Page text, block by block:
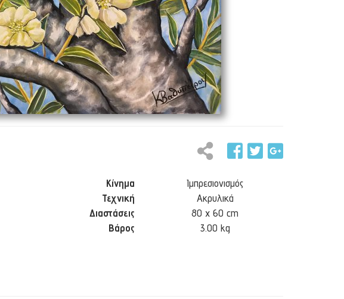
Κίνημα
Ιμπρεσιονισμός
Τεχνική
Ακρυλικά
Διαστάσεις
80 x 60 cm
Βάρος
3.00 kg